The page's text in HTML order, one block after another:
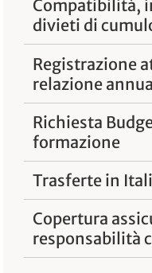
Compatibilità,
divieti di
Registrazione
relazione
Richiesta
formazione
Trasferte in
Copertura
responsabilità